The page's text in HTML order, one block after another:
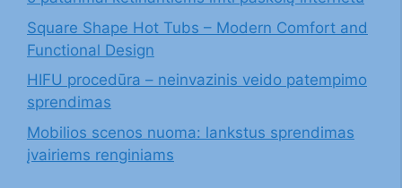
Square Shape Hot Tubs – Modern Comfort and
Functional Design
HIFU procedūra – neinvazinis veido patempimo
sprendimas
Mobilios scenos nuoma: lankstus sprendimas
įvairiems renginiams